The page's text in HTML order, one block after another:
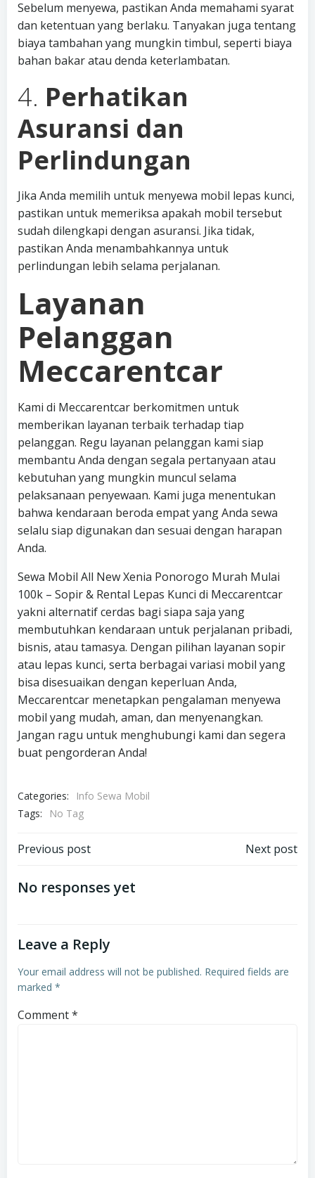
Sebelum menyewa, pastikan Anda memahami syarat
dan ketentuan yang berlaku. Tanyakan juga tentang
biaya tambahan yang mungkin timbul, seperti biaya
bahan bakar atau denda keterlambatan.
4. Perhatikan
Asuransi dan
Perlindungan
Jika Anda memilih untuk menyewa mobil lepas kunci,
pastikan untuk memeriksa apakah mobil tersebut
sudah dilengkapi dengan asuransi. Jika tidak,
pastikan Anda menambahkannya untuk
perlindungan lebih selama perjalanan.
Layanan
Pelanggan
Meccarentcar
Kami di Meccarentcar berkomitmen untuk
memberikan layanan terbaik terhadap tiap
pelanggan. Regu layanan pelanggan kami siap
membantu Anda dengan segala pertanyaan atau
kebutuhan yang mungkin muncul selama
pelaksanaan penyewaan. Kami juga menentukan
bahwa kendaraan beroda empat yang Anda sewa
selalu siap digunakan dan sesuai dengan harapan
Anda.
Sewa Mobil All New Xenia Ponorogo Murah Mulai
100k – Sopir & Rental Lepas Kunci di Meccarentcar
yakni alternatif cerdas bagi siapa saja yang
membutuhkan kendaraan untuk perjalanan pribadi,
bisnis, atau tamasya. Dengan pilihan layanan sopir
atau lepas kunci, serta berbagai variasi mobil yang
bisa disesuaikan dengan keperluan Anda,
Meccarentcar menetapkan pengalaman menyewa
mobil yang mudah, aman, dan menyenangkan.
Jangan ragu untuk menghubungi kami dan segera
buat pengorderan Anda!
Categories:
Info Sewa Mobil
Tags:
No Tag
Post
navigation
Previous post Next post
No responses yet
Leave a Reply
Your email address will not be published. Required fields are
marked *
Comment*